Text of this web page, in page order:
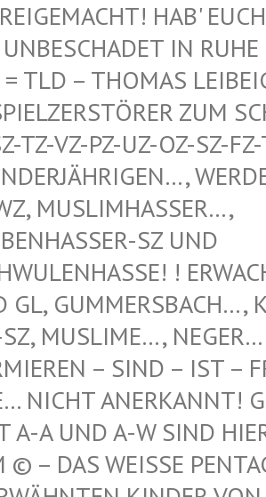
HAB' EUCH
IN RUHE
– THOMAS
ZUM
VZ-PZ-UZ-OZ-SZ-FZ-
WERDEN
VOO
SZ UND SCH
!
GUMMERSBACH…,
NEGER… –
– SIND – IST – FREI!
ANERKANNT!
A-W SIND HIER
WEISSE